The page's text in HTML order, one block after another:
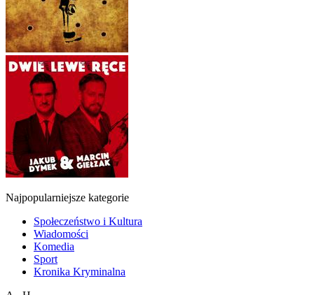
Najpopularniejsze kategorie
Społeczeństwo i Kultura
Wiadomości
Komedia
Sport
Kronika Kryminalna